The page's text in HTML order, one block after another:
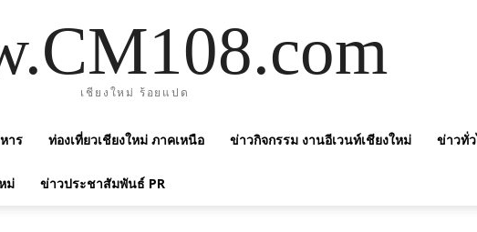
เชียงใหม่ ร้อยแปด
าร ท่องเที่ยวเชียงใหม่ ภาคเหนือ ข่าวกิจกรรม งานอีเวนท์เชียงใหม่ ข่าวทั่
ม่ ข่าวประชาสัมพันธ์ PR